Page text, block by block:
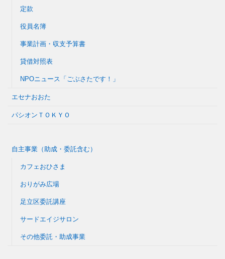
定款
役員名簿
事業計画・収支予算書
貸借対照表
NPOニュース「ごぶさたです！」
エセナおおた
パシオンＴＯＫＹＯ
自主事業（助成・委託含む）
カフェおひさま
おりがみ広場
足立区委託講座
サードエイジサロン
その他委託・助成事業